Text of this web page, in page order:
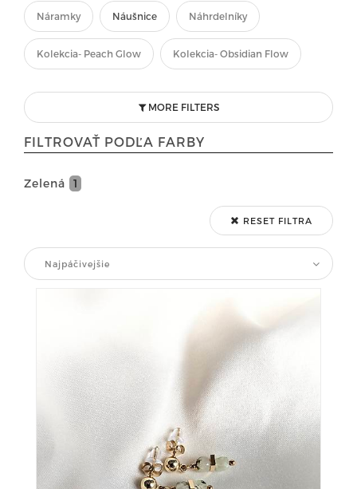
Náramky Náušnice Náhrdelníky
Kolekcia- Peach Glow Kolekcia- Obsidian Flow
MORE FILTERS
FILTROVAŤ PODĽA FARBY
Zelená 1
RESET FILTRA
Najpáčivejšie